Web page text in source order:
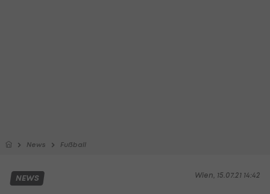
News Fußball
Wien, 15.07.21 14:42
NEWS